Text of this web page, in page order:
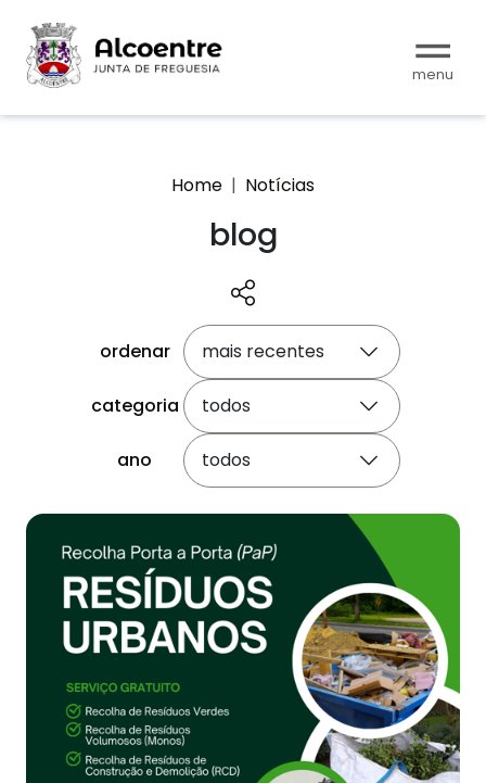
Home Notícias
blog
ordenar mais recentes
categoria todos
ano todos